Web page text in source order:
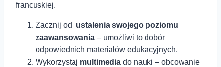
francuskiej.
Zacznij od ‍ ustalenia swojego poziomu
⁢zaawansowania – umożliwi to dobór
odpowiednich materiałów edukacyjnych.
Wykorzystaj multimedia do nauki – obcowanie